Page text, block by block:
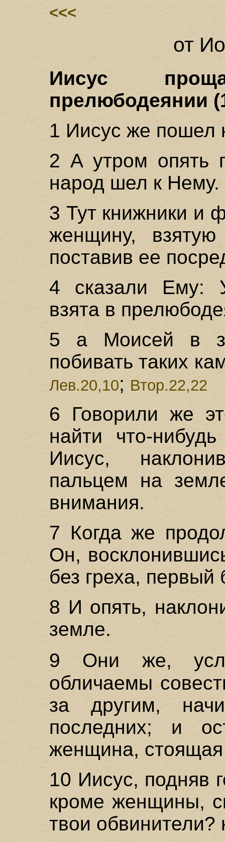
<<<
от
Иисус
прелюбодеянии
1 Иисус же пошел
2 А утром опять
народ шел к
3 Тут книжники и
женщину,
поставив ее
4 сказали Ему:
взята в
5 а Моисей в
побивать таких
Лев.20,10;Втор.22,22
6 Говорили же
найти что-
Иисус,
пальцем на
внимания.
7 Когда же
Он,
без греха,
8 И опять,
земле.
9 Они же,
обличаемы
за другим,
последних; и
женщина,
10 Иисус, подняв
кроме женщины,
твои обвинители?